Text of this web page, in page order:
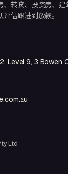
、转贷、投资房、
估跟进到放款。
Level 9, 3 Bowen
Ltd